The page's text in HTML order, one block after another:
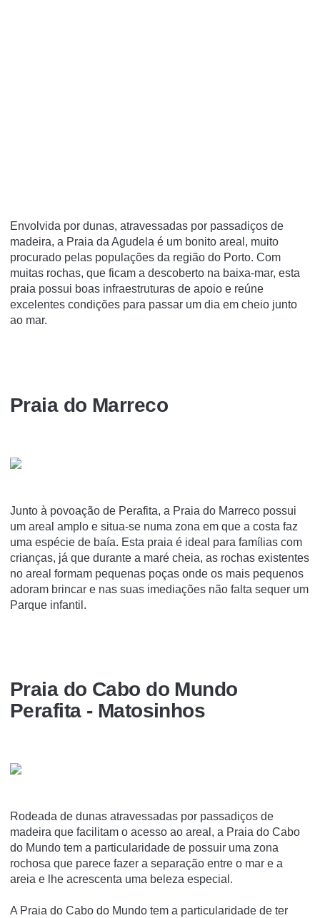
Envolvida por dunas, atravessadas por passadiços de
madeira, a Praia da Agudela é um bonito areal, muito
procurado pelas populações da região do Porto. Com
muitas rochas, que ficam a descoberto na baixa-mar, esta
praia possui boas infraestruturas de apoio e reúne
excelentes condições para passar um dia em cheio junto
ao mar.
Praia do Marreco
Junto à povoação de Perafita, a Praia do Marreco possui
um areal amplo e situa-se numa zona em que a costa faz
uma espécie de baía. Esta praia é ideal para famílias com
crianças, já que durante a maré cheia, as rochas existentes
no areal formam pequenas poças onde os mais pequenos
adoram brincar e nas suas imediações não falta sequer um
Parque infantil.
Praia do Cabo do Mundo
Perafita - Matosinhos
Rodeada de dunas atravessadas por passadiços de
madeira que facilitam o acesso ao areal, a Praia do Cabo
do Mundo tem a particularidade de possuir uma zona
rochosa que parece fazer a separação entre o mar e a
areia e lhe acrescenta uma beleza especial.
A Praia do Cabo do Mundo tem a particularidade de ter